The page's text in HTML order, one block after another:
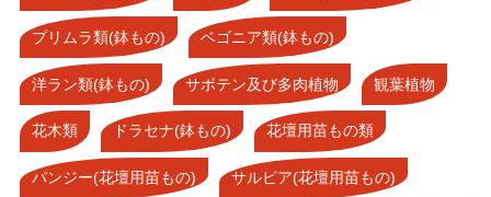
プリムラ類(鉢もの) ベゴニア類(鉢もの)
洋ラン類(鉢もの) サボテン及び多肉植物 観葉植物
花木類 ドラセナ(鉢もの) 花壇用苗もの類
パンジー(花壇用苗もの) サルビア(花壇用苗もの)